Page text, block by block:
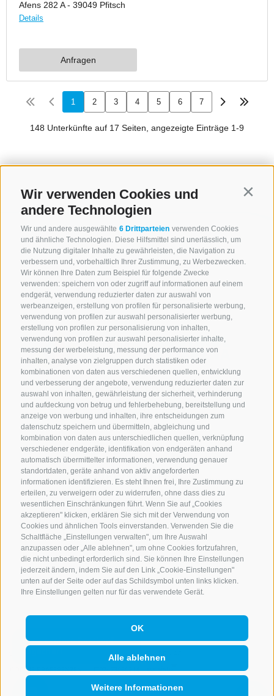
Wir verwenden Cookies und
andere Technologien
Wir und andere ausgewählte 6 Drittparteien verwenden Cookies
und ähnliche Technologien. Diese Hilfsmittel sind unerlässlich, um
die Nutzung digitaler Inhalte zu gewährleisten, die Navigation zu
verbessern und, vorbehaltlich Ihrer Zustimmung, zu Werbezwecken.
Wir können Ihre Daten zum Beispiel für folgende Zwecke
verwenden: speichern von oder zugriff auf informationen auf einem
endgerät, verwendung reduzierter daten zur auswahl von
werbeanzeigen, erstellung von profilen für personalisierte werbung,
verwendung von profilen zur auswahl personalisierter werbung,
erstellung von profilen zur personalisierung von inhalten,
verwendung von profilen zur auswahl personalisierter inhalte,
messung der werbeleistung, messung der performance von
inhalten, analyse von zielgruppen durch statistiken oder
kombinationen von daten aus verschiedenen quellen, entwicklung
und verbesserung der angebote, verwendung reduzierter daten zur
auswahl von inhalten, gewährleistung der sicherheit, verhinderung
und aufdeckung von betrug und fehlerbehebung, bereitstellung und
anzeige von werbung und inhalten, ihre entscheidungen zum
datenschutz speichern und übermitteln, abgleichung und
kombination von daten aus unterschiedlichen quellen, verknüpfung
verschiedener endgeräte, identifikation von endgeräten anhand
automatisch übermittelter informationen, verwendung genauer
standortdaten, geräte anhand von aktiv angeforderten
informationen identifizieren. Es steht Ihnen frei, Ihre Zustimmung zu
erteilen, zu verweigern oder zu widerrufen, ohne dass dies zu
wesentlichen Einschränkungen führt. Wenn Sie auf „Cookies
akzeptieren" klicken, erklären Sie sich mit der Verwendung von
Cookies und ähnlichen Tools einverstanden. Verwenden Sie die
Schaltfläche „Einstellungen verwalten", um Ihre Auswahl
anzupassen oder „Alle ablehnen", um ohne Cookies fortzufahren,
die nicht unbedingt erforderlich sind. Sie können Ihre Einstellungen
jederzeit ändern, indem Sie auf den Link „Cookie-Einstellungen"
unten auf der Seite oder auf das Schildsymbol unten links klicken.
Ihre Einstellungen gelten nur für das verwendete Gerät.
OK
Alle ablehnen
Weitere Informationen
KONTAKTIERE UNS
+39 0472 765 521
info@rosskopf.com
NEWSLETTER
Bleib am Laufenden
Newsletter Anmelden
COOKIE-RICHTLINIE
COOKIE PRÄFERENZEN
IT02473060214